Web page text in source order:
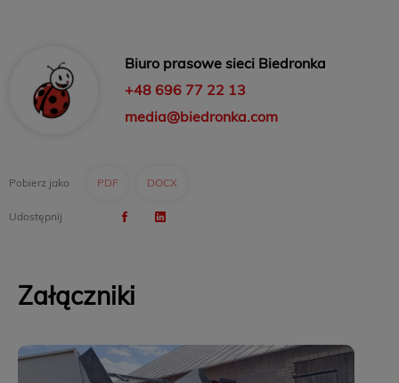
Biuro prasowe sieci Biedronka
+48 696 77 22 13
media@biedronka.com
Pobierz jako PDF DOCX
Udostępnij
Załączniki